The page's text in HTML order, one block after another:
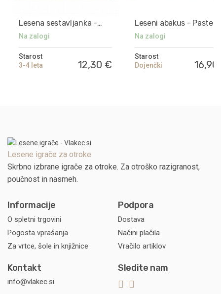
Lesena sestavljanka -
Abeceda
Na zalogi
Starost
3-4 leta
12,30 €
Leseni abakus - Pastel
Na zalogi
Starost
Dojenčki
Lesene igrače za otroke
Skrbno izbrane igrače za otroke. Za otroško razigranost,
poučnost in nasmeh.
Informacije
O spletni trgovini
Pogosta vprašanja
Za vrtce, šole in knjižnice
Podpora
Dostava
Načini plačila
Vračilo artiklov
Kontakt
info@vlakec.si
Sledite nam